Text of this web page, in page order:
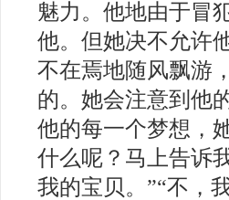
魅力。他地由于冒
他。但她决不允许
不在焉地随风飘游
的。她会注意到他
他的每一个梦想，
什么呢？马上告诉
我的宝贝。”“不，